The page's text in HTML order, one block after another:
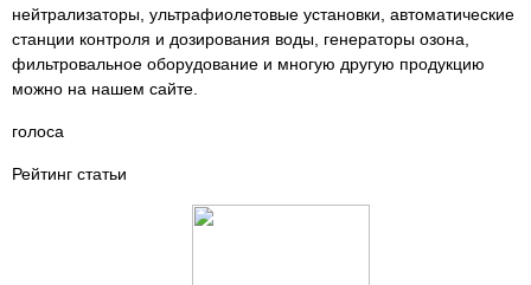
нейтрализаторы, ультрафиолетовые установки, автоматические
станции контроля и дозирования воды, генераторы озона,
фильтровальное оборудование и многую другую продукцию
можно на нашем сайте.
голоса
Рейтинг статьи